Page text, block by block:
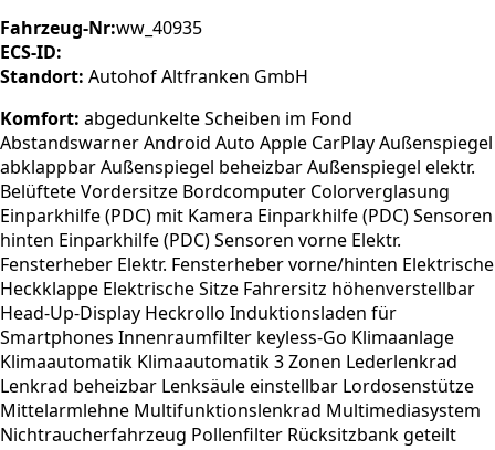
Fahrzeug-Nr:ww_40935
ECS-ID:
Standort: Autohof Altfranken GmbH
Komfort: abgedunkelte Scheiben im Fond
Abstandswarner Android Auto Apple CarPlay Außenspiegel
abklappbar Außenspiegel beheizbar Außenspiegel elektr.
Belüftete Vordersitze Bordcomputer Colorverglasung
Einparkhilfe (PDC) mit Kamera Einparkhilfe (PDC) Sensoren
hinten Einparkhilfe (PDC) Sensoren vorne Elektr.
Fensterheber Elektr. Fensterheber vorne/hinten Elektrische
Heckklappe Elektrische Sitze Fahrersitz höhenverstellbar
Head-Up-Display Heckrollo Induktionsladen für
Smartphones Innenraumfilter keyless-Go Klimaanlage
Klimaautomatik Klimaautomatik 3 Zonen Lederlenkrad
Lenkrad beheizbar Lenksäule einstellbar Lordosenstütze
Mittelarmlehne Multifunktionslenkrad Multimediasystem
Nichtraucherfahrzeug Pollenfilter Rücksitzbank geteilt